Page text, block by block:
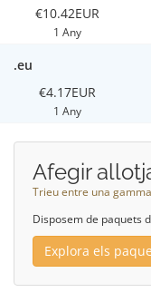
€10.42EUR
1 Any
.eu
€4.17EUR
1 Any
Afegir
Trieu entre una
Disposem de paquets
Explora els